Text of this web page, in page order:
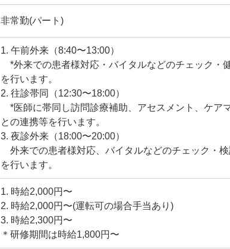
非常勤(パート)
1. 午前外来（8:40〜13:00）
*外来での患者様対応・バイタルなどのチェック・
を行います。
2. 往診帯同（12:30〜18:00）
*医師に帯同し訪問診療補助、アセスメント、ケア
との連携等を行います。
3. 夜診外来（18:00〜20:00）
外来での患者様対応、バイタルなどのチェック・
を行います。
1. 時給2,000円〜
2. 時給2,000円〜(運転可の場合手当あり)
3. 時給2,300円〜
＊研修期間は時給1,800円〜